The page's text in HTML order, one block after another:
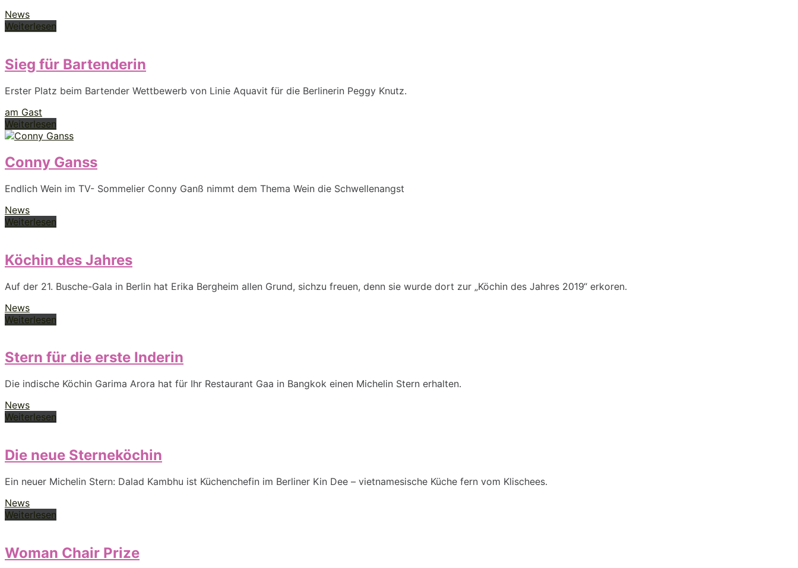
News
Weiterlesen
Sieg für Bartenderin
Erster Platz beim Bartender Wettbewerb von Linie Aquavit für die Berlinerin Peggy Knutz.
am Gast
Weiterlesen
Conny Ganss
Endlich Wein im TV- Sommelier Conny Ganß nimmt dem Thema Wein die Schwellenangst
News
Weiterlesen
Köchin des Jahres
Auf der 21. Busche-Gala in Berlin hat Erika Bergheim allen Grund, sichzu freuen, denn sie wurde dort zur „Köchin des Jahres 2019“ erkoren.
News
Weiterlesen
Stern für die erste Inderin
Die indische Köchin Garima Arora hat für Ihr Restaurant Gaa in Bangkok einen Michelin Stern erhalten.
News
Weiterlesen
Die neue Sterneköchin
Ein neuer Michelin Stern: Dalad Kambhu ist Küchenchefin im Berliner Kin Dee – vietnamesische Küche fern vom Klischees.
News
Weiterlesen
Woman Chair Prize